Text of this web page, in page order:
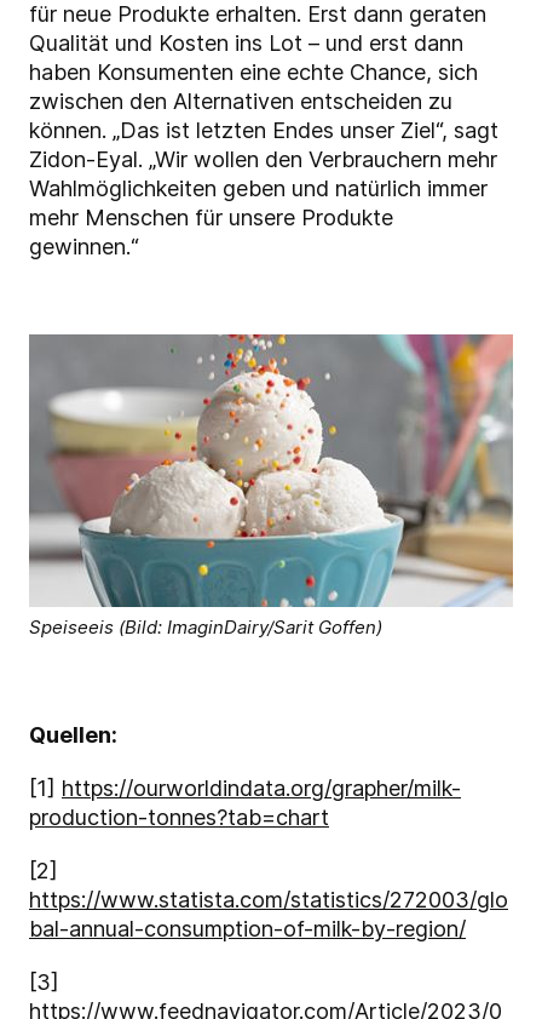
für neue Produkte erhalten. Erst dann geraten
Qualität und Kosten ins Lot – und erst dann
haben Konsumenten eine echte Chance, sich
zwischen den Alternativen entscheiden zu
können. „Das ist letzten Endes unser Ziel“, sagt
Zidon-Eyal. „Wir wollen den Verbrauchern mehr
Wahlmöglichkeiten geben und natürlich immer
mehr Menschen für unsere Produkte
gewinnen.“
Speiseeis (Bild: ImaginDairy/Sarit Goffen)
Quellen:
[1] https://ourworldindata.org/grapher/milk-
production-tonnes?tab=chart
[2]
https://www.statista.com/statistics/272003/glo
bal-annual-consumption-of-milk-by-region/
[3]
https://www.feednavigator.com/Article/2023/0